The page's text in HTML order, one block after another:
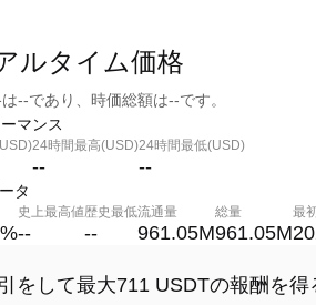
ルタイム価格
--であり、時価総額は--です。
マンス
24時間最高(USD)
--
24時間最低(USD)
--
タ
%
史上最高値
--
歴史最低
--
流通量
961.05M
総量
961.05M
最
をして最大711 USDTの報酬を得